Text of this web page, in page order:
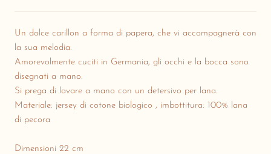
Un dolce carillon a forma di papera, che vi accompagnerà con
la sua melodia.
Amorevolmente cuciti in Germania, gli occhi e la bocca sono
disegnati a mano.
Si prega di lavare a mano con un detersivo per lana.
Materiale: jersey di cotone biologico , imbottitura: 100% lana
di pecora
Dimensioni 22 cm